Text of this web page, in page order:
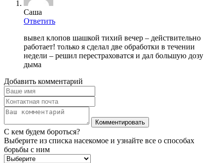
Саша
Ответить
вывел клопов шашкой тихий вечер – действительно
работает! только я сделал две обработки в течении
недели – решил перестраховатся и дал большую дозу
дыма
Добавить комментарий
С кем будем бороться?
Выберите из списка насекомое и узнайте все о способах
борьбы с ним